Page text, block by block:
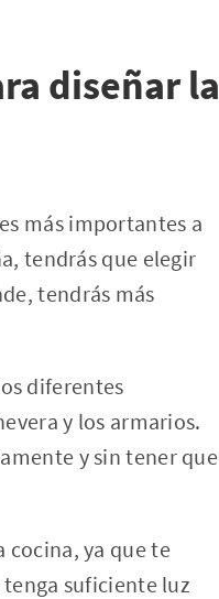
diseñar la
más importantes a
tendrás que elegir
tendrás más
diferentes
y los armarios.
y sin tener que
cocina, ya que te
suficiente luz